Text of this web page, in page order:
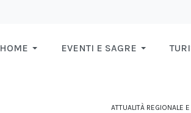
HOME EVENTI E SAGRE
ATTUALITÀ REGIONALE